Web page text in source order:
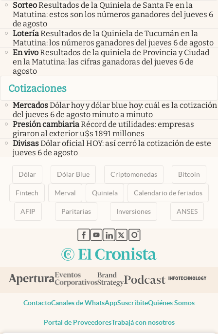
SorteoResultados de la Quiniela de Santa Fe en la
Matutina: estos son los números ganadores del jueves 6
de agosto
LoteríaResultados de la Quiniela de Tucumán en la
Matutina: los números ganadores del jueves 6 de agosto
En vivoResultados de la quiniela de Provincia y Ciudad
en la Matutina: las cifras ganadoras del jueves 6 de
agosto
Cotizaciones
MercadosDólar hoy y dólar blue hoy: cuál es la cotización
del jueves 6 de agosto minuto a minuto
Presión cambiariaRécord de utilidades: empresas
giraron al exterior u$s 1891 millones
DivisasDólar oficial HOY: así cerró la cotización de este
jueves 6 de agosto
Dólar Dólar Blue Criptomonedas Bitcoin
Fintech Merval Quiniela Calendario de feriados
AFIP Paritarias Inversiones ANSES
abre en nueva pestaña
abre en nueva pestaña
abre en nueva pestaña
abre en nueva pestaña
abre en nueva pestaña
ContactoCanales de WhatsAppSuscribiteQuiénes Somos
Portal de ProveedoresTrabajá con nosotros